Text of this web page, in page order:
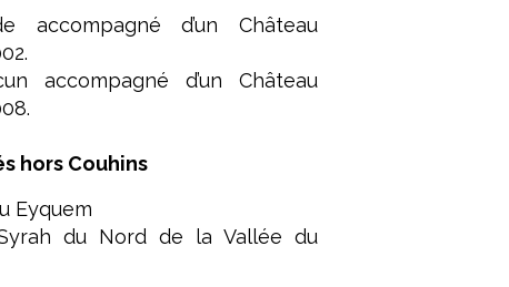
accompagné d’un Château
accompagné d’un Château
hors Couhins
Eyquem
du Nord de la Vallée du